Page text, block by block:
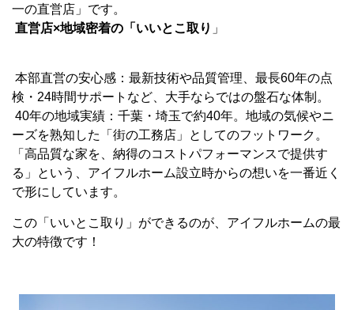
一の直営店」です。
直営店×地域密着の「いいとこ取り 」
本部直営の安心感：最新技術や品質管理、最長60年の点
検・24時間サポートなど、大手ならではの盤石な体制。
40年の地域実績：千葉・埼玉で約40年。地域の気候やニ
ーズを熟知した「街の工務店」としてのフットワーク。
「高品質な家を、納得のコストパフォーマンスで提供す
る」という、アイフルホーム設立時からの想いを一番近く
で形にしています。
この「いいとこ取り」ができるのが、アイフルホームの最
大の特徴です！